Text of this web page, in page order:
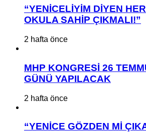
“YENİCELİYİM DİYEN
OKULA SAHİP ÇIKMALI!”
2 hafta önce
MHP KONGRESİ 26
GÜNÜ YAPILACAK
2 hafta önce
“YENİCE GÖZDEN Mİ